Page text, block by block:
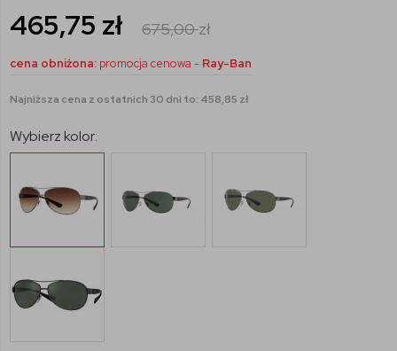
465,75 zł 675,00zł
cena obniżona: promocja cenowa - Ray-Ban
Najniższa cena z ostatnich 30 dni to: 458,85 zł
Wybierz kolor: